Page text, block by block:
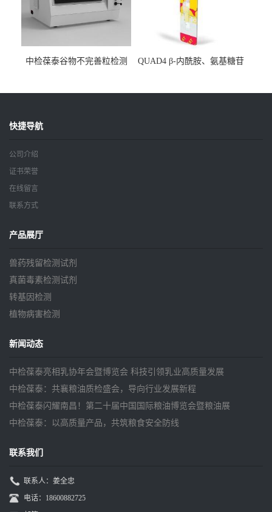
中检葆泰谷物不完善粒检测
QUAD4 β-内酰胺、氨基糖苷
检测条
快捷导航
公司介绍
证书荣誉
在线留言
联系方式
产品展厅
兽药残留检测试剂
真菌毒素检测试剂
转基因检测
植物病害检测
新闻动态
中检葆泰亮相乳协年会暨博览会 科技引领乳业高质量发展
中检葆泰：共襄粮油质检盛会，导向行业发展新程
中检葆泰闪耀南昌！第二十届中国国际粮油博览会暨粮油展
中检葆泰：以高质量产品，共筑粮食安全防线
联系我们
联系人：姜全忠
电话：18600882725